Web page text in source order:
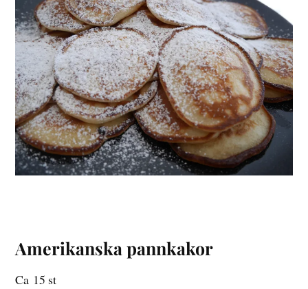
Amerikanska pannkakor
Ca 15 st